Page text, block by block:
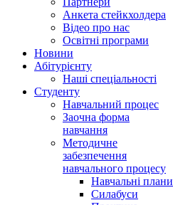
Анкета стейкхолдера
Відео про нас
Освітні програми
Hовини
Абітурієнту
Наші спеціальності
Студенту
Навчальний процес
Заочна форма
навчання
Методичне
забезпечення
навчального процесу
Навчальні плани
Силабуси